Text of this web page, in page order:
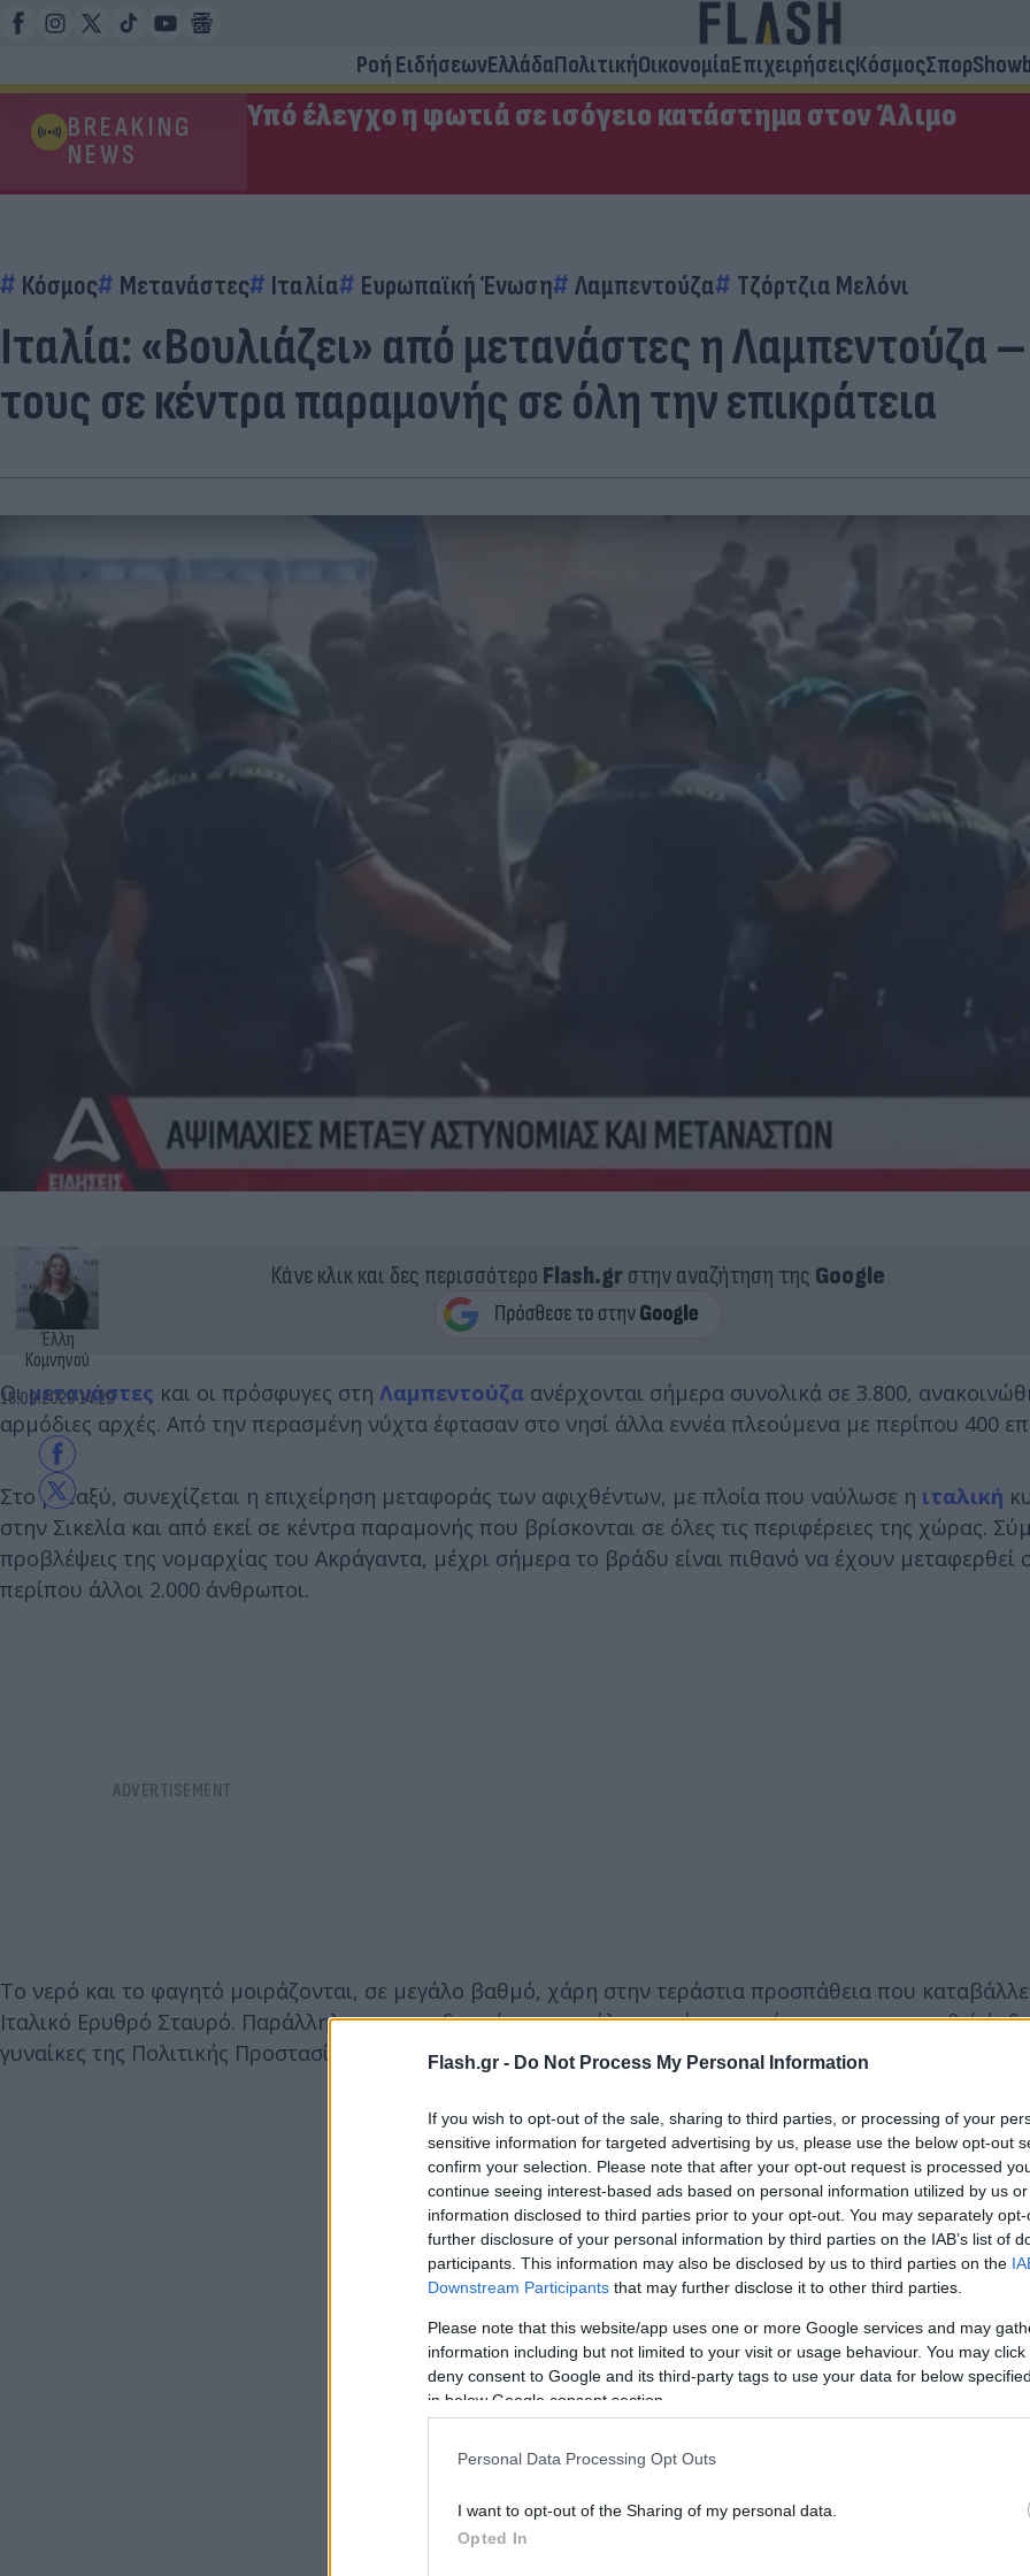
Flash.gr - Do Not Process My Personal Information
If you wish to opt-out of the sale, sharing to third parties, or processing of your
sensitive information for targeted advertising by us, please use the below opt-out
confirm your selection. Please note that after your opt-out request is processed
continue seeing interest-based ads based on personal information utilized by us
information disclosed to third parties prior to your opt-out. You may separately
further disclosure of your personal information by third parties on the IAB’s list of
participants. This information may also be disclosed by us to third parties on the
Downstream Participants that may further disclose it to other third parties.
Please note that this website/app uses one or more Google services and may
information including but not limited to your visit or usage behaviour. You may
deny consent to Google and its third-party tags to use your data for below
in below Google consent section.
Personal Data Processing Opt Outs
I want to opt-out of the Sharing of my personal data.
Opted In
Ροή ΕιδήσεωνΕλλάδαΠολιτικήΟικονομίαΕπιχειρήσειςΚόσμοςΣπορ
BREAKING
NEWS
Υπό έλεγχο η φωτιά σε ισόγειο κατάστημα στον Άλιμο
Κόσμος Μετανάστες Ιταλία Ευρωπαϊκή Ένωση Λαμπεντούζα Τζόρτζια Μελόνι
Ιταλία: «Βουλιάζει» από μετανάστες η Λαμπεντούζα
τους σε κέντρα παραμονής σε όλη την επικράτεια
Έλλη
Κομνηνού
15.09.2023 14:29
Κάνε κλικ και δες περισσότερο Flash.grστην αναζήτηση της Google
Οιμετανάστες και οι πρόσφυγες στη Λαμπεντούζα ανέρχονται σήμερα συνολικά σε 3.800,
αρμόδιες αρχές. Από την περασμένη νύχτα έφτασαν στο νησί άλλα εννέα πλεούμενα με περίπου 400
Στο μεταξύ, συνεχίζεται η επιχείρηση μεταφοράς των αφιχθέντων, με πλοία που ναύλωσε η ιταλική
στην Σικελία και από εκεί σε κέντρα παραμονής που βρίσκονται σε όλες τις περιφέρειες της χώρας.
προβλέψεις της νομαρχίας του Ακράγαντα, μέχρι σήμερα το βράδυ είναι πιθανό να έχουν μεταφερθεί
περίπου άλλοι 2.000 άνθρωποι.
Το νερό και το φαγητό μοιράζονται, σε μεγάλο βαθμό, χάρη στην τεράστια προσπάθεια που
Ιταλικό Ερυθρό Σταυρό. Παράλληλα, για την διαχείριση της όλης κατάστασης έχουν κινητοποιηθεί
γυναίκες της Πολιτικής Προστασίας, των καραμπινιέρων και της αστυνομίας.